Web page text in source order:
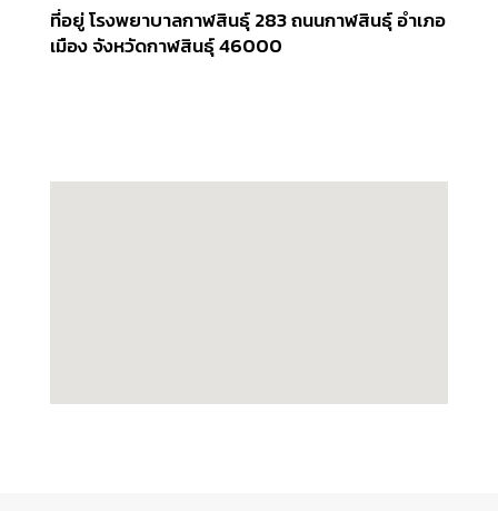
ที่อยู่ โรงพยาบาลกาฬสินธุ์ 283 ถนนกาฬสินธุ์ อำเภอ
เมือง จังหวัดกาฬสินธุ์ 46000